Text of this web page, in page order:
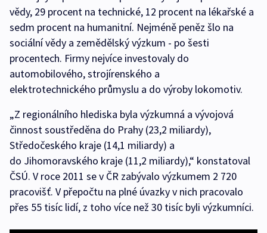
vědy, 29 procent na technické, 12 procent na lékařské a
sedm procent na humanitní. Nejméně peněz šlo na
sociální vědy a zemědělský výzkum - po šesti
procentech. Firmy nejvíce investovaly do
automobilového, strojírenského a
elektrotechnického průmyslu a do výroby lokomotiv.
„Z regionálního hlediska byla výzkumná a vývojová
činnost soustředěna do Prahy (23,2 miliardy),
Středočeského kraje (14,1 miliardy) a
do Jihomoravského kraje (11,2 miliardy),“ konstatoval
ČSÚ. V roce 2011 se v ČR zabývalo výzkumem 2 720
pracovišť. V přepočtu na plné úvazky v nich pracovalo
přes 55 tisíc lidí, z toho více než 30 tisíc byli výzkumníci.